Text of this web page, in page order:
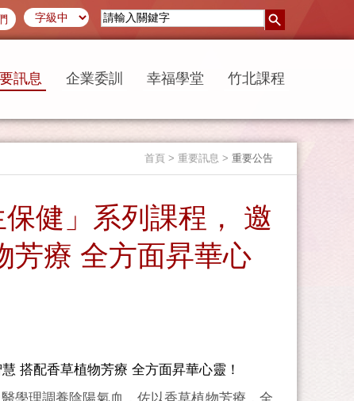
訊息 企業委訓 幸福學堂 竹北課程
首頁 > 重要訊息 > 重要公告
健」系列課程， 邀
芳療 全方面昇華心
搭配香草植物芳療 全方面昇華心靈！